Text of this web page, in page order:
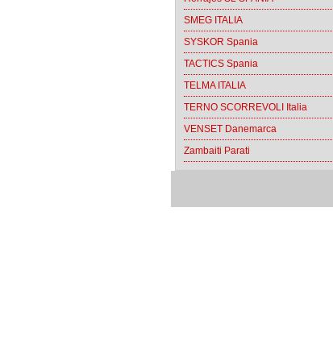
SMEG ITALIA
SYSKOR Spania
TACTICS Spania
TELMA ITALIA
TERNO SCORREVOLI Italia
VENSET Danemarca
Zambaiti Parati